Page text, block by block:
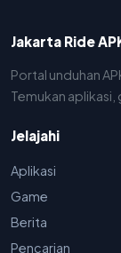
Jakarta Ride
Portal unduhan
Temukan
Jelajahi
Aplikasi
Game
Berita
Pencarian